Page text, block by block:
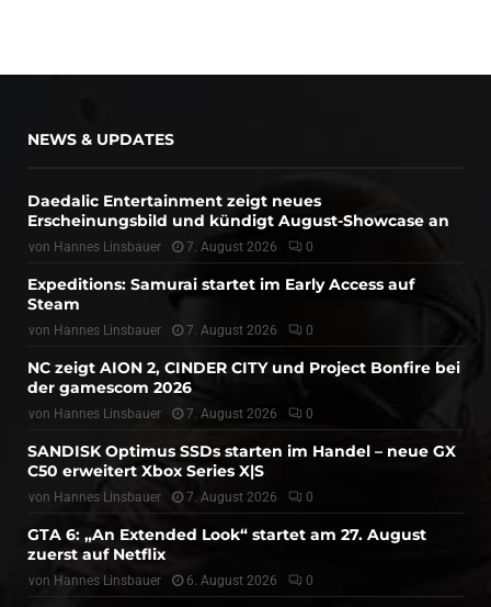
NEWS & UPDATES
Daedalic Entertainment zeigt neues
Erscheinungsbild und kündigt August-Showcase an
von Hannes Linsbauer 7. August 2026 0
Expeditions: Samurai startet im Early Access auf
Steam
von Hannes Linsbauer 7. August 2026 0
NC zeigt AION 2, CINDER CITY und Project Bonfire bei
der gamescom 2026
von Hannes Linsbauer 7. August 2026 0
SANDISK Optimus SSDs starten im Handel – neue GX
C50 erweitert Xbox Series X|S
von Hannes Linsbauer 7. August 2026 0
GTA 6: „An Extended Look“ startet am 27. August
zuerst auf Netflix
von Hannes Linsbauer 6. August 2026 0